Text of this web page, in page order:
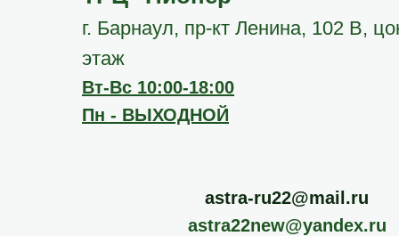
г. Барнаул, пр-кт Ленина, 102 В,
этаж
Вт-Вс 10:00-18:00
Пн - ВЫХОДНОЙ
astra-ru22@mail.ru
astra22new@yandex.ru